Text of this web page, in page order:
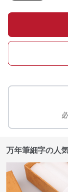
万年筆細字の人